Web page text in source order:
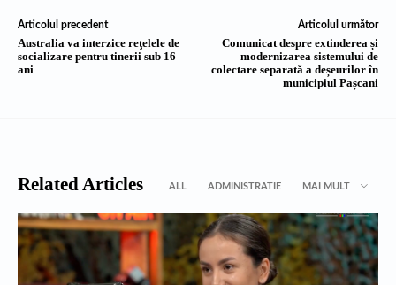
Articolul precedent
Australia va interzice reţelele de
socializare pentru tinerii sub 16
ani
Articolul următor
Comunicat despre extinderea și
modernizarea sistemului de
colectare separată a deșeurilor în
municipiul Pașcani
Related Articles ALL ADMINISTRATIE MAI MULT